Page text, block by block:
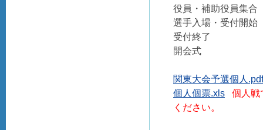
役員・補助役員集
選手入場・受付開
受付終了
開会式 １
関東大会予選個人.pdf
個人個票.xls
個人戦
ください。